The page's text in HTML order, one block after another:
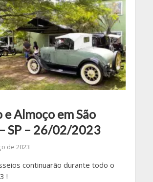
e Almoço em São
SP – 26/02/2023
de 2023
continuarão durante todo o
!